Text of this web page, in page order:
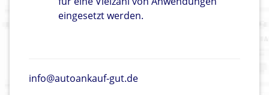
eingesetzt werden.
info@autoankauf-gut.de